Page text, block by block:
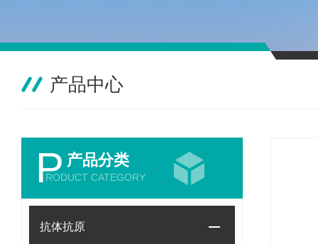
产品中心
P 产品分类
RODUCT CATEGORY
抗体抗原